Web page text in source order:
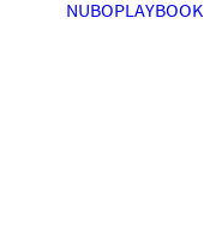
NUBOPLAYBOOK